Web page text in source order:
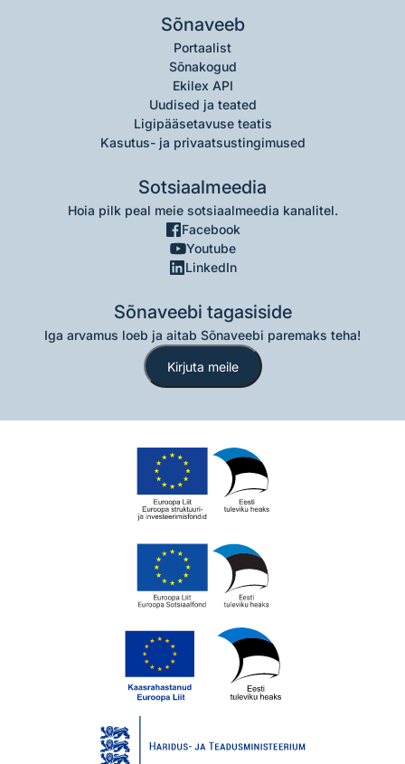
Sõnaveeb
Portaalist
Sõnakogud
Ekilex API
Uudised ja teated
Ligipääsetavuse teatis
Kasutus- ja privaatsustingimused
Sotsiaalmeedia
Hoia pilk peal meie sotsiaalmeedia kanalitel.
Facebook
Youtube
LinkedIn
Sõnaveebi tagasiside
Iga arvamus loeb ja aitab Sõnaveebi paremaks teha!
Kirjuta meile